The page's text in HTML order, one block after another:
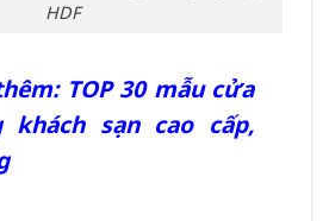
HDF
TOP 30 mẫu cửa
khách sạn cao cấp,